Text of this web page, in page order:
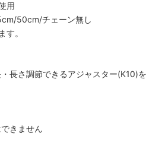
用
50cm/チェーン無し
す。
長さ調節できるアジャスター(K10)を
きません